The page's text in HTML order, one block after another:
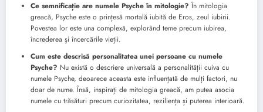
Ce semnificație are numele Psyche în mitologie? În mitologia
greacă, Psyche este o prințesă mortală iubită de Eros, zeul iubirii.
Povestea lor este una complexă, explorând teme precum iubirea,
încrederea și încercările vieții.
Cum este descrisă personalitatea unei persoane cu numele
Psyche? Nu există o descriere universală a personalității cuiva cu
numele Psyche, deoarece aceasta este influențată de mulți factori, nu
doar de nume. Însă, inspirați de mitologia greacă, am putea asocia
numele cu trăsături precum curiozitatea, reziliența și puterea interioară.